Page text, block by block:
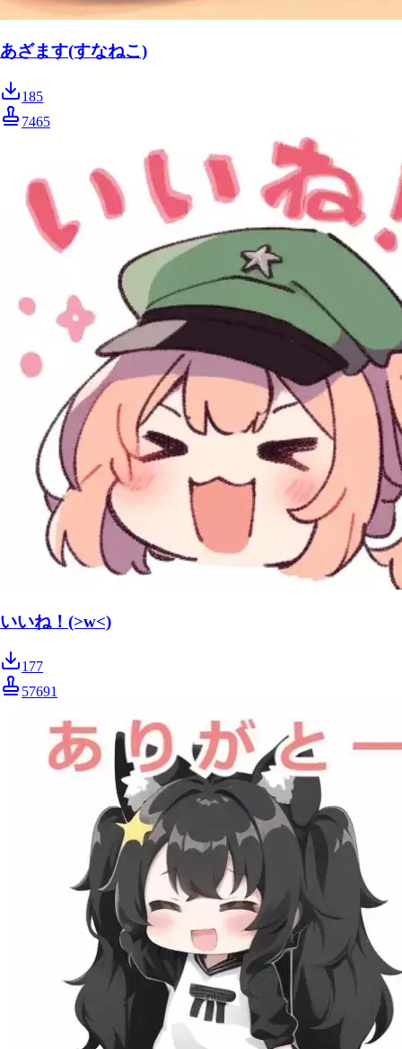
あざます(すなねこ)
185
7465
いいね！(>w<)
177
57691